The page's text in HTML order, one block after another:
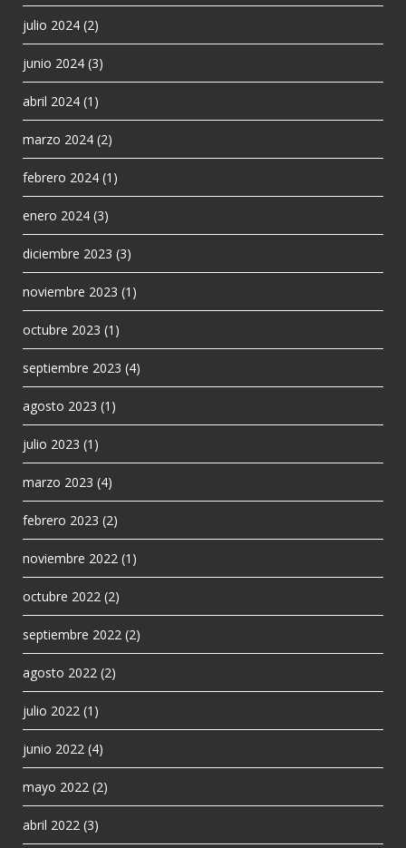
julio 2024 (2)
junio 2024 (3)
abril 2024 (1)
marzo 2024 (2)
febrero 2024 (1)
enero 2024 (3)
diciembre 2023 (3)
noviembre 2023 (1)
octubre 2023 (1)
septiembre 2023 (4)
agosto 2023 (1)
julio 2023 (1)
marzo 2023 (4)
febrero 2023 (2)
noviembre 2022 (1)
octubre 2022 (2)
septiembre 2022 (2)
agosto 2022 (2)
julio 2022 (1)
junio 2022 (4)
mayo 2022 (2)
abril 2022 (3)